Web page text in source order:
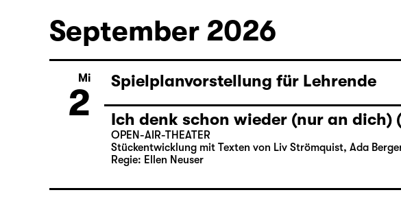
September 2026
Mi
2
Spielplanvorstellung für Lehrende
Ich denk schon wieder (nur an dich)
OPEN-AIR-THEATER
Stückentwicklung mit Texten von Liv Strömquist, Ada
Regie: Ellen Neuser